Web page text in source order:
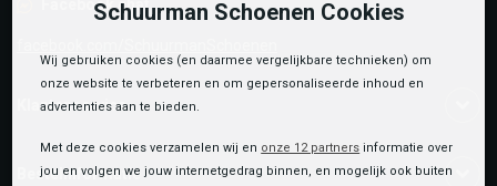
Facebook chat
Klantenservice
Bestelinformatie
Schuurman Schoenen Cookies
Wij gebruiken cookies (en daarmee vergelijkbare technieken) om
onze website te verbeteren en om gepersonaliseerde inhoud en
advertenties aan te bieden.
Met deze cookies verzamelen wij en onze 12 partners informatie over
jou en volgen we jouw internetgedrag binnen, en mogelijk ook buiten